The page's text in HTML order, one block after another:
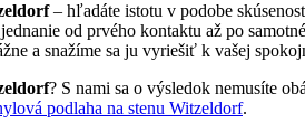
– hľadáte istotu v podobe
od prvého kontaktu až po
a snažíme sa ju vyriešiť k vašej
? S nami sa o výsledok nemusíte
podlaha na stenu Witzeldorf.